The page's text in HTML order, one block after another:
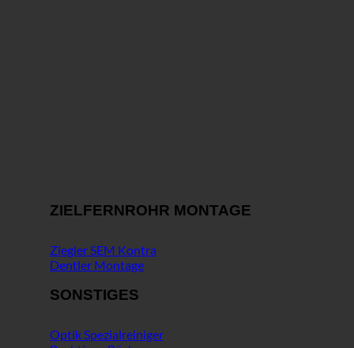
ZIELFERNROHR MONTAGE
Ziegler SEM Kontra
Dentler Montage
SONSTIGES
Optik Spezialreiniger